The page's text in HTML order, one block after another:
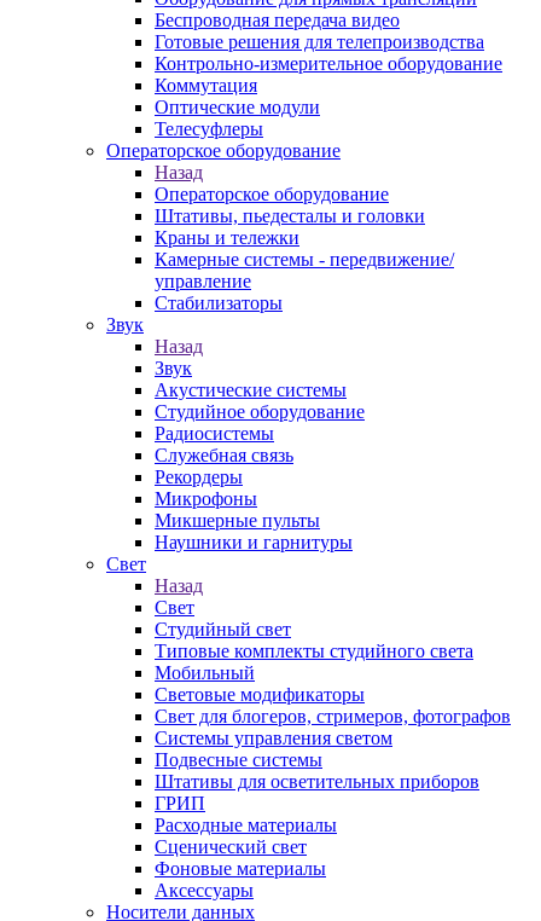
Беспроводная передача видео
Готовые решения для телепроизводства
Контрольно-измерительное оборудование
Коммутация
Оптические модули
Телесуфлеры
Операторское оборудование
Назад
Операторское оборудование
Штативы, пьедесталы и головки
Краны и тележки
Камерные системы - передвижение/
управление
Стабилизаторы
Звук
Назад
Звук
Акустические системы
Студийное оборудование
Радиосистемы
Служебная связь
Рекордеры
Микрофоны
Микшерные пульты
Наушники и гарнитуры
Свет
Назад
Свет
Студийный свет
Типовые комплекты студийного света
Мобильный
Световые модификаторы
Свет для блогеров, стримеров, фотографов
Системы управления светом
Подвесные системы
Штативы для осветительных приборов
ГРИП
Расходные материалы
Сценический свет
Фоновые материалы
Аксессуары
Носители данных